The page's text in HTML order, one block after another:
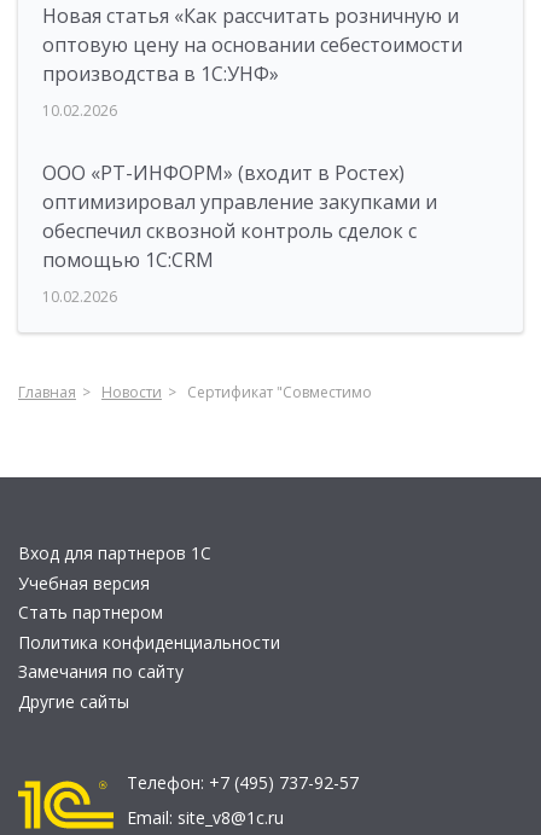
Новая статья «Как рассчитать розничную и
оптовую цену на основании себестоимости
производства в 1С:УНФ»
10.02.2026
ООО «РТ-ИНФОРМ» (входит в Ростех)
оптимизировал управление закупками и
обеспечил сквозной контроль сделок с
помощью 1С:CRM
10.02.2026
Главная Новости Сертификат "Совместимо
Вход для партнеров 1С
Учебная версия
Стать партнером
Политика конфиденциальности
Замечания по сайту
Другие сайты
Телефон: +7 (495) 737-92-57
Email: site_v8@1c.ru